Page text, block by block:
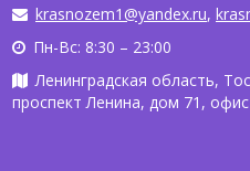
krasnozem1@yandex.ru,
Пн-Вс: 8:30 – 23:00
Ленинградская область,
проспект Ленина, дом 71,